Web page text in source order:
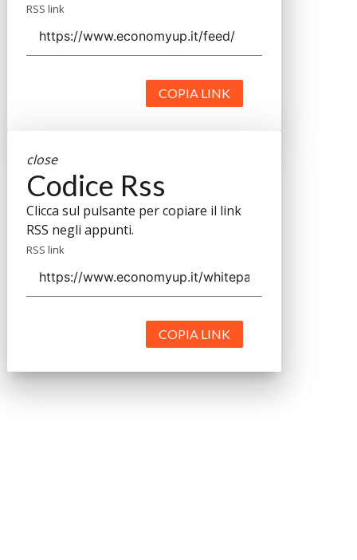
RSS link
COPIA LINK
close
Codice Rss
Clicca sul pulsante per copiare il link
RSS negli appunti.
RSS link
COPIA LINK